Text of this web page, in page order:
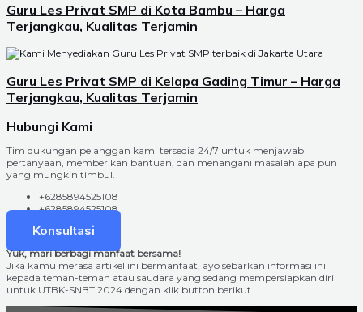
Guru Les Privat SMP di Kota Bambu – Harga
Terjangkau, Kualitas Terjamin
Guru Les Privat SMP di Kelapa Gading Timur – Harga
Terjangkau, Kualitas Terjamin
Hubungi Kami
Tim dukungan pelanggan kami tersedia 24/7 untuk menjawab
pertanyaan, memberikan bantuan, dan menangani masalah apa pun
yang mungkin timbul.
+6285894525108
+6285894525108
Konsultasi
Yuk, mari berbagi manfaat bersama!
Jika kamu merasa artikel ini bermanfaat, ayo sebarkan informasi ini
kepada teman-teman atau saudara yang sedang mempersiapkan diri
untuk UTBK-SNBT 2024 dengan klik button berikut